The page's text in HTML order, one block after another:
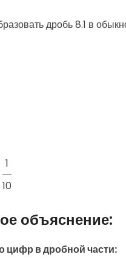
дробь 8.1 в
1
10
объяснение:
цифр в дробной части: